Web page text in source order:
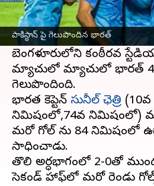
పాకిస్థాన్ పై గెలుపొందిన భారత్
పాకిస్థాన్ ను భారత్ఫుట్ బాల్
ఓడించింది. దక్షిణాసియా
ఛాంపియన్‌షిప్‌లో టీమిండియా
బెంగళూరులోని కంఠీరవ
మ్యాచులో మ్యాచులో భారత్ 4-
గెలుపొందింది.
భారత కెప్టెన్ సునీల్ ఛెత్రి
నిమిషంలో,74వ నిమిషంలో)
మరో గోల్ ను 84 నిమిషంలో
సాధించాడు.
తొలి అర్ధభాగంలో 2-0తో
సెకండ్ హాఫ్‌లో మరో రెండు